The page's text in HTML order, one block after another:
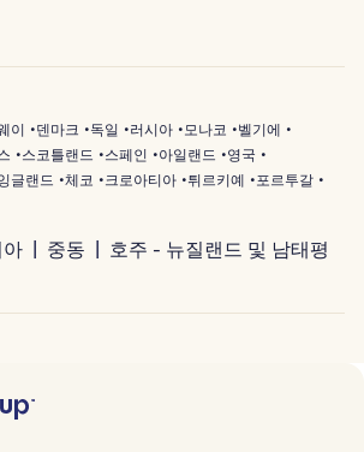
이 덴마크 독일 러시아 모나코
벨기에
스코틀랜드 스페인 아일랜드
영국
글랜드 체코 크로아티아 튀르키예
포르투갈
중동
호주 - 뉴질랜드 및 남태평